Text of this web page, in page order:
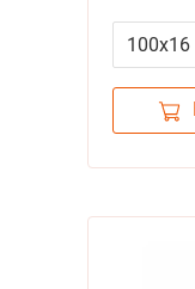
100х16